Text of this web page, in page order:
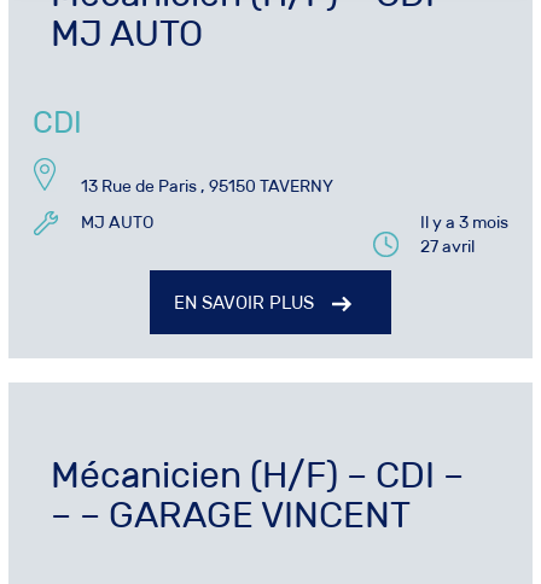
MJ AUTO
CDI
13 Rue de Paris , 95150 TAVERNY
MJ AUTO
Il y a 3 mois
27 avril
EN SAVOIR PLUS
Mécanicien (H/F) – CDI –
– – GARAGE VINCENT